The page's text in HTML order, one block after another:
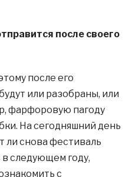
после своего
после его
или разобраны, или
фарфоровую пагоду
На сегодняшний день
ли снова фестиваль
в следующем году,
с